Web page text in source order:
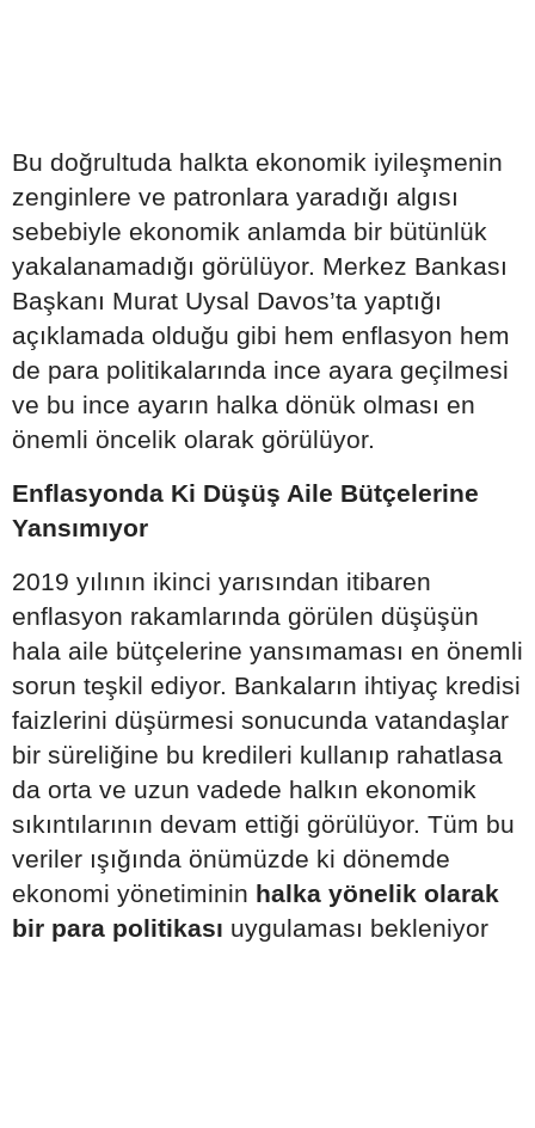
Bu doğrultuda halkta ekonomik iyileşmenin
zenginlere ve patronlara yaradığı algısı
sebebiyle ekonomik anlamda bir bütünlük
yakalanamadığı görülüyor. Merkez Bankası
Başkanı Murat Uysal Davos’ta yaptığı
açıklamada olduğu gibi hem enflasyon hem
de para politikalarında ince ayara geçilmesi
ve bu ince ayarın halka dönük olması en
önemli öncelik olarak görülüyor.
Enflasyonda Ki Düşüş Aile Bütçelerine
Yansımıyor
2019 yılının ikinci yarısından itibaren
enflasyon rakamlarında görülen düşüşün
hala aile bütçelerine yansımaması en önemli
sorun teşkil ediyor. Bankaların ihtiyaç kredisi
faizlerini düşürmesi sonucunda vatandaşlar
bir süreliğine bu kredileri kullanıp rahatlasa
da orta ve uzun vadede halkın ekonomik
sıkıntılarının devam ettiği görülüyor. Tüm bu
veriler ışığında önümüzde ki dönemde
ekonomi yönetiminin halka yönelik olarak
bir para politikası uygulaması bekleniyor